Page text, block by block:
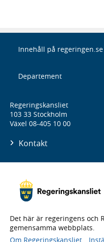
Innehåll på regeringen.se
Departement
Regeringskansliet
103 33 Stockholm
Växel 08-405 10 00
Kontakt
Det här är regeringens och
gemensamma webbplats.
Om Regeringskansliet